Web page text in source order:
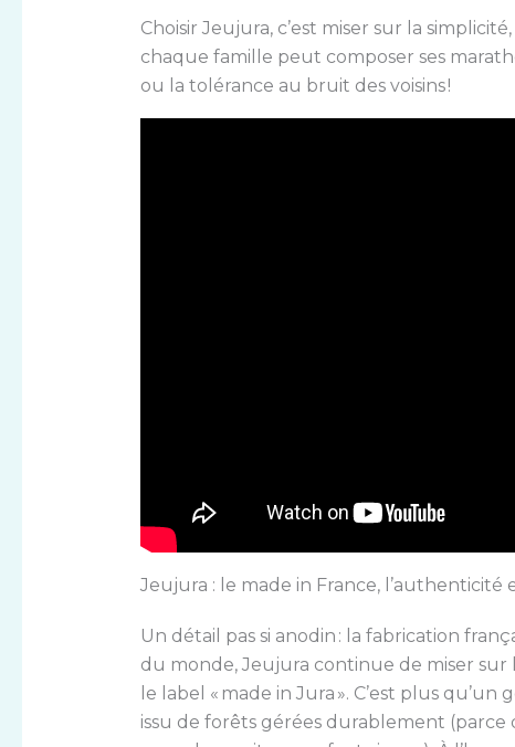
Choisir Jeujura, c’est miser sur la
chaque famille peut composer ses
ou la tolérance au bruit des voisins !
Jeujura : le made in France, l’authenticité
Un détail pas si anodin : la fabrication
du monde, Jeujura continue de miser sur
le label « made in Jura ». C’est plus qu’un
issu de forêts gérées durablement